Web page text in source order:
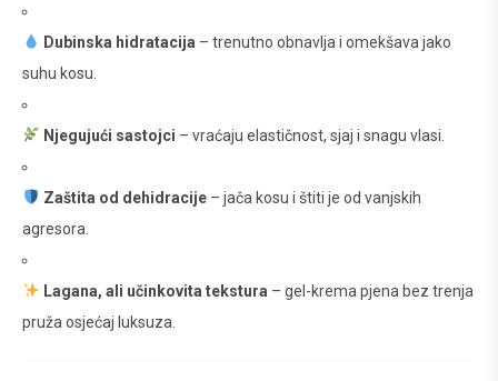
Dubinska hidratacija – trenutno obnavlja i omekšava jako
suhu kosu.
Njegujući sastojci – vraćaju elastičnost, sjaj i snagu vlasi.
Zaštita od dehidracije– jača kosu i štiti je od vanjskih
agresora.
Lagana, ali učinkovita tekstura – gel-krema pjena bez trenja
pruža osjećaj luksuza.